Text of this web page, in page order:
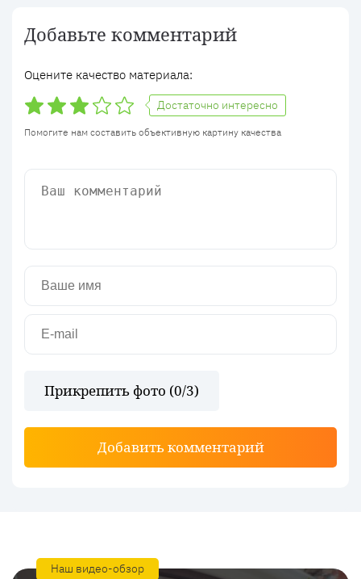
Добавьте комментарий
Оцените качество материала:
Достаточно интересно
Помогите нам составить объективную картину качества
Прикрепить фото (0/3)
Добавить комментарий
Наш видео-обзор